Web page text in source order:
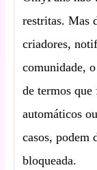
restritas. Mas
criadores,
comunidade,
de termos
automáticos
casos, podem
bloqueada.